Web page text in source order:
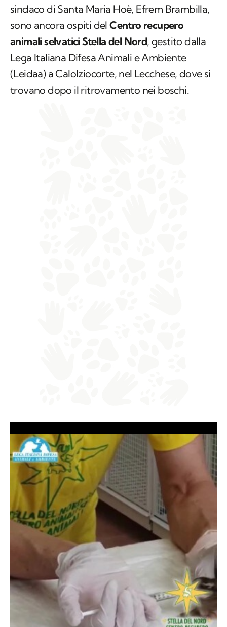
sindaco di Santa Maria Hoè, Efrem Brambilla,
sono ancora ospiti del Centro recupero
animali selvatici Stella del Nord, gestito dalla
Lega Italiana Difesa Animali e Ambiente
(Leidaa) a Calolziocorte, nel Lecchese, dove si
trovano dopo il ritrovamento nei boschi.